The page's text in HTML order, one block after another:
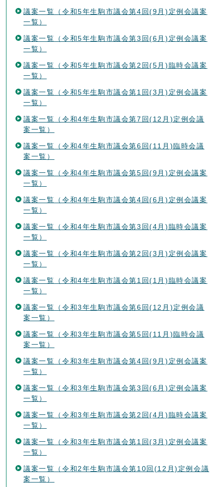
議案一覧（令和5年生駒市議会第4回(9月)定例会議案
一覧）
議案一覧（令和5年生駒市議会第3回(6月)定例会議案
一覧）
議案一覧（令和5年生駒市議会第2回(5月)臨時会議案
一覧）
議案一覧（令和5年生駒市議会第1回(3月)定例会議案
一覧）
議案一覧（令和4年生駒市議会第7回(12月)定例会議
案一覧）
議案一覧（令和4年生駒市議会第6回(11月)臨時会議
案一覧）
議案一覧（令和4年生駒市議会第5回(9月)定例会議案
一覧）
議案一覧（令和4年生駒市議会第4回(6月)定例会議案
一覧）
議案一覧（令和4年生駒市議会第3回(4月)臨時会議案
一覧）
議案一覧（令和4年生駒市議会第2回(3月)定例会議案
一覧）
議案一覧（令和4年生駒市議会第1回(1月)臨時会議案
一覧）
議案一覧（令和3年生駒市議会第6回(12月)定例会議
案一覧）
議案一覧（令和3年生駒市議会第5回(11月)臨時会議
案一覧）
議案一覧（令和3年生駒市議会第4回(9月)定例会議案
一覧）
議案一覧（令和3年生駒市議会第3回(6月)定例会議案
一覧）
議案一覧（令和3年生駒市議会第2回(4月)臨時会議案
一覧）
議案一覧（令和3年生駒市議会第1回(3月)定例会議案
一覧）
議案一覧（令和2年生駒市議会第10回(12月)定例会議
案一覧）